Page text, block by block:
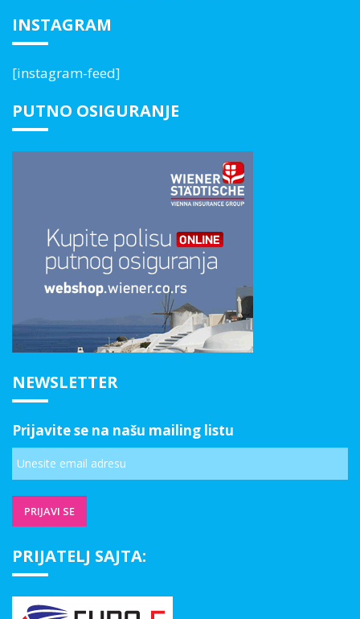
INSTAGRAM
[instagram-feed]
PUTNO OSIGURANJE
NEWSLETTER
Prijavite se na našu mailing listu
PRIJATELJ SAJTA: